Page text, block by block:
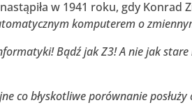
w 1941 roku, gdy Konrad
komputerem o
Bądź jak Z3! A nie jak stare
błyskotliwe porównanie